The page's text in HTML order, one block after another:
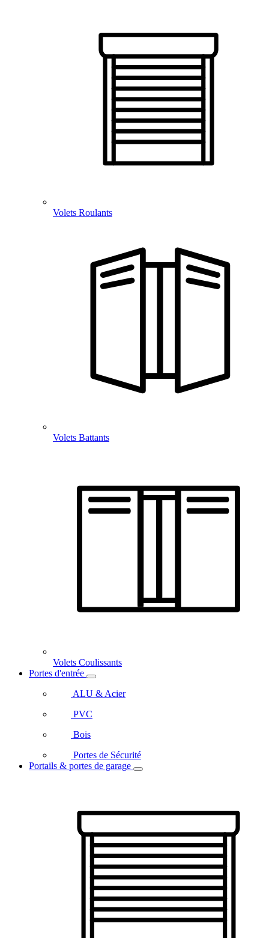
Volets Roulants
Volets Battants
Volets Coulissants
Portes d'entrée
ALU & Acier
PVC
Bois
Portes de Sécurité
Portails & portes de garage